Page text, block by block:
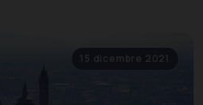
15 dicembre 2021